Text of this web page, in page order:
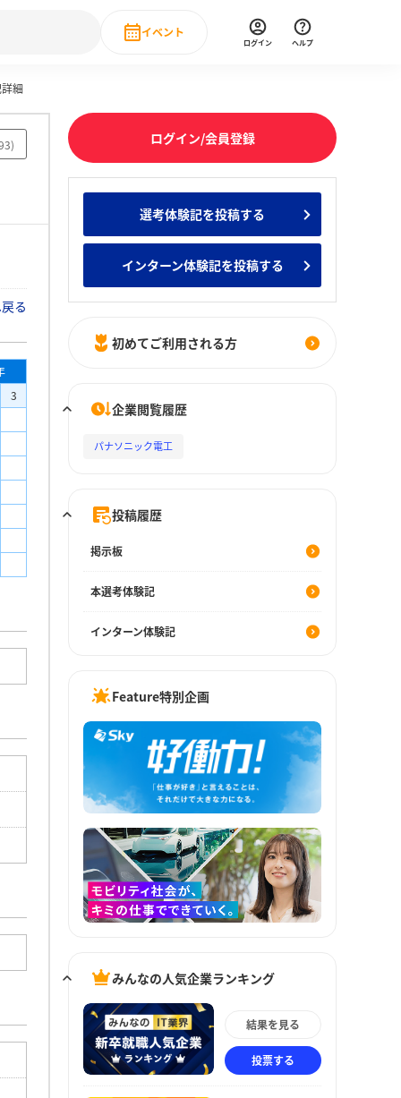
新卒就職人気企業ランキング みんなのインターン人気企業ランキ
・DX現場社員インタビュー
イベント
直近のイベント一覧
ログイン ヘルプ
細
)
る
3
ログイン/会員登録
選考体験記を投稿する
インターン体験記を投稿する
初めてご利用される方
企業閲覧履歴
パナソニック電工
投稿履歴
掲示板
本選考体験記
インターン体験記
Feature特別企画
みんなの人気企業ランキング
結果を見る
投票する